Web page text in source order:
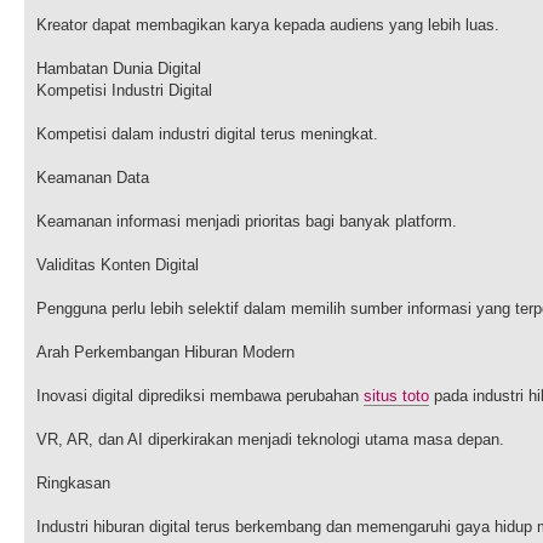
Kreator dapat membagikan karya kepada audiens yang lebih luas.
Hambatan Dunia Digital
Kompetisi Industri Digital
Kompetisi dalam industri digital terus meningkat.
Keamanan Data
Keamanan informasi menjadi prioritas bagi banyak platform.
Validitas Konten Digital
Pengguna perlu lebih selektif dalam memilih sumber informasi yang
Arah Perkembangan Hiburan Modern
Inovasi digital diprediksi membawa perubahan situs toto pada industri
VR, AR, dan AI diperkirakan menjadi teknologi utama masa depan.
Ringkasan
Industri hiburan digital terus berkembang dan memengaruhi gaya hidup